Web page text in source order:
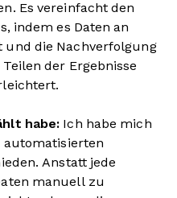
Es vereinfacht den
indem es Daten an
und die Nachverfolgung
der Ergebnisse
habe: Ich habe mich
automatisierten
Anstatt jede
manuell zu